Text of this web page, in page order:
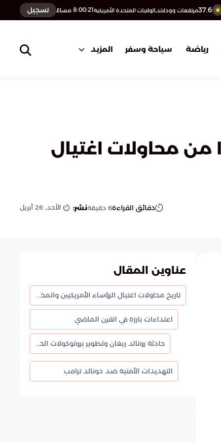
37.6مرتفعات وودلاند,الولايات المتحدة الأمريكية8:00:22 مساءً تسجيل
رياضة سياحة وسفر المزيد
من محاولات اغتيال
دقائق القراءة6 دقيقةنشر: الأحد, 26 أبريل
عناوين المقال
تاريخ محاولات اغتيال الرؤساء الأمريكيين والمخاطر الأمنية
اعتداءات بارزة في القرن الماضي
حادثة رونالد ريغان وتطوير بروتوكولات الحماية
التهديدات الأمنية ضد دونالد ترامب